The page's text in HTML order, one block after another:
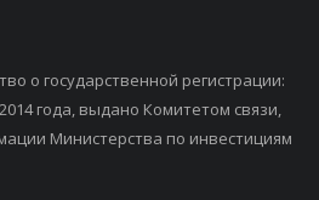
о государственной регистрации:
года, выдано Комитетом связи,
Министерства по инвестициям